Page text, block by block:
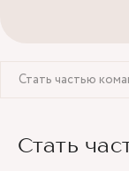
Стать частью
Стать